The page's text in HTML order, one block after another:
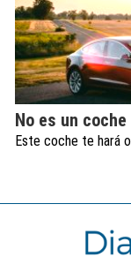
No es un
Este coche te hará